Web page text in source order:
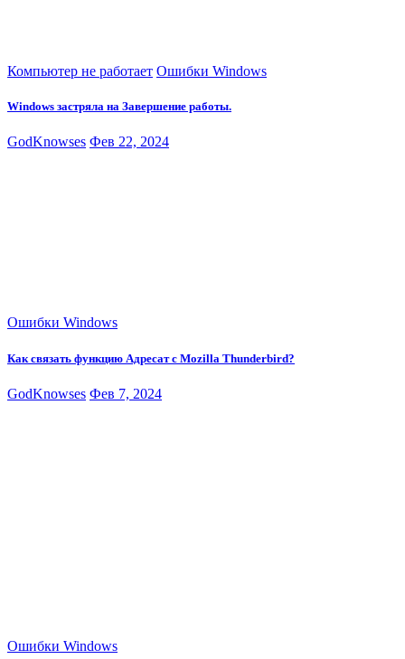
Компьютер не работает Ошибки Windows
Windows застряла на Завершение работы.
GodKnowses Фев 22, 2024
Ошибки Windows
Как связать функцию Адресат с Mozilla Thunderbird?
GodKnowses Фев 7, 2024
Ошибки Windows